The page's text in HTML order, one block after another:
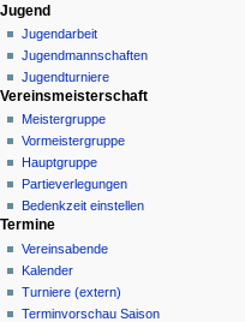
Jugend
Jugendarbeit
Jugendmannschaften
Jugendturniere
Vereinsmeisterschaft
Meistergruppe
Vormeistergruppe
Hauptgruppe
Partieverlegungen
Bedenkzeit einstellen
Termine
Vereinsabende
Kalender
Turniere (extern)
Terminvorschau Saison